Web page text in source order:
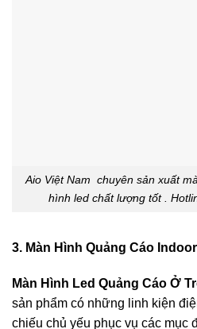
Aio Việt Nam chuyên sản xuất
hình led chất lượng tốt .
3. Màn Hình Quảng Cáo Indoor
Màn Hình Led Quảng Cáo Ở
sản phẩm có những linh kiện
chiếu chủ yếu phục vụ các mục